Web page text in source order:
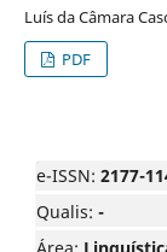
Luís da Câmara
PDF
e-ISSN: 2177-
Qualis: -